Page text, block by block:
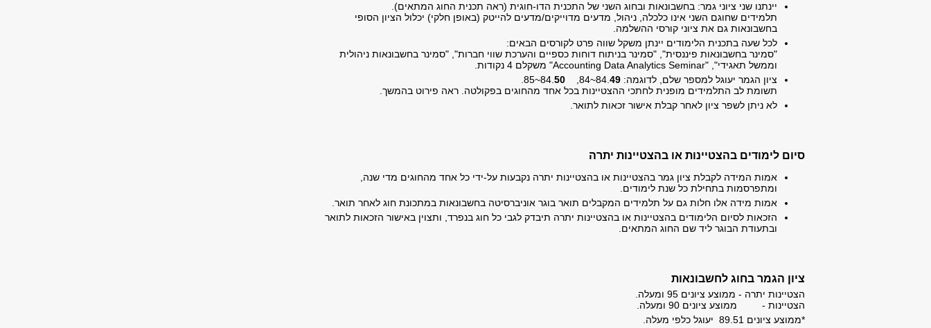
יינתנו שני ציוני גמר: בחשבונאות ובחוג השני של התכנית הדו-חוגית (ראה תכנית החוג המתאים).
תלמידים שחוגם השני אינו כלכלה, ניהול, מדעים מדוייקים/מדעים להייטק (באופן חלקי) יכלול הציון הסופי
בחשבונאות גם את ציוני קורסי ההשלמה.
לכל שעה בתכנית הלימודים יינתן משקל שווה פרט לקורסים הבאים:
"סמינר בחשבונאות פיננסית", "סמינר בניתוח דוחות כספיים והערכת שווי חברות", "סמינר בחשבונאות ניהולית
וממשל תאגידי", "Accounting Data Analytics Seminar" משקלם 4 נקודות.
ציון הגמר יעוגל למספר שלם, לדוגמה: 84. 49
~84, 84.
50
~85.
תשומת לב התלמידים מופנית לחתכי ההצטיינות בכל אחד מהחוגים בפקולטה. ראה פירוט בהמשך.
לא ניתן לשפר ציון לאחר קבלת אישור זכאות לתואר.
סיום לימודים בהצטיינות או בהצטיינות יתרה
אמות המידה לקבלת ציון גמר בהצטיינות או בהצטיינות יתרה נקבעות על-ידי כל אחד מהחוגים מדי שנה,
ומתפרסמות בתחילת כל שנת לימודים.
אמות מידה אלו חלות גם על תלמידים המקבלים תואר בוגר אוניברסיטה בחשבונאות במתכונת חוג לאחר תואר.
הזכאות לסיום הלימודים בהצטיינות או בהצטיינות יתרה תיבדק לגבי כל חוג בנפרד, ותצוין באישור הזכאות לתואר
ובתעודת הבוגר ליד שם החוג המתאים.
ציון הגמר בחוג לחשבונאות
הצטיינות יתרה - ממוצע ציונים 95 ומעלה.
הצטיינות - ממוצע ציונים 90 ומעלה.
*ממוצע ציונים 89.51 יעוגל כלפי מעלה.